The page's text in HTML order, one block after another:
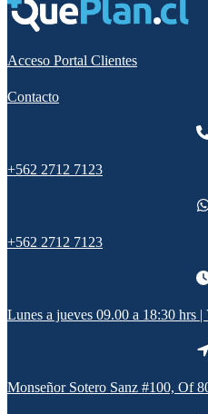
Acceso Portal Clientes
Contacto
+562 2712 7123
+562 2712 7123
Lunes a jueves 09.00 a 18:30 hrs |
Monseñor Sotero Sanz #100, Of